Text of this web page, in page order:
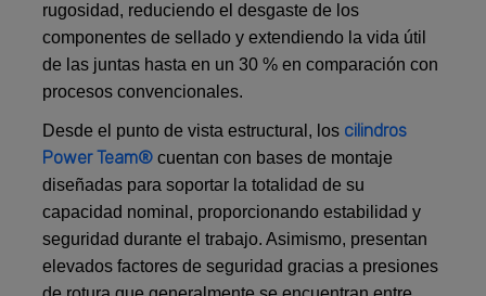
rugosidad, reduciendo el desgaste de los
componentes de sellado y extendiendo la vida útil
de las juntas hasta en un 30 % en comparación con
procesos convencionales.
Desde el punto de vista estructural, los cilindros
Power Team® cuentan con bases de montaje
diseñadas para soportar la totalidad de su
capacidad nominal, proporcionando estabilidad y
seguridad durante el trabajo. Asimismo, presentan
elevados factores de seguridad gracias a presiones